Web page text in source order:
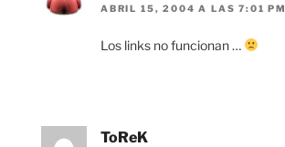
ABRIL 15, 2004 A LAS 7:01 PM
Los links no funcionan …
ToReK